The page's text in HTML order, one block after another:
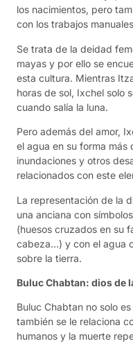
los nacimientos, pero
con los trabajos
Se trata de la deidad
mayas y por ello se
esta cultura. Mientras
horas de sol, Ixchel solo
cuando salía la luna.
Pero además del amor,
el agua en su forma
inundaciones y otros
relacionados con este
La representación de la
una anciana con
(huesos cruzados en su
cabeza…) y con el agua
sobre la tierra.
Buluc Chabtan: dios de
Buluc Chabtan no solo
también se le relaciona
humanos y la muerte